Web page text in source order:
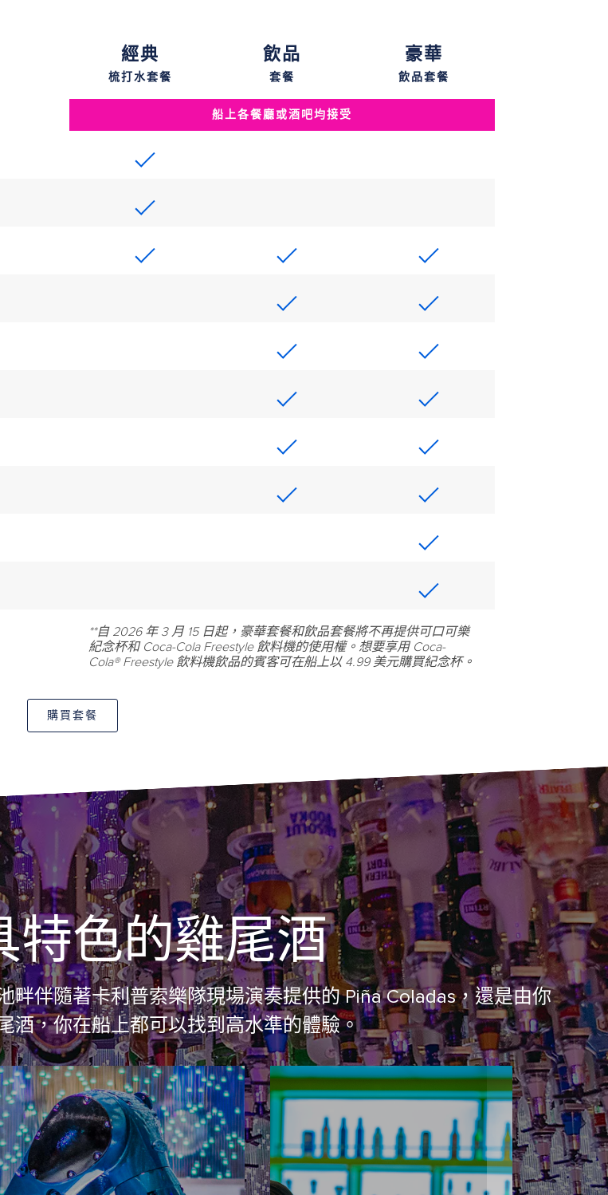
經典
梳打水套餐
飲品
套餐
豪華
飲品套餐
船上各餐廳或酒吧均接受
**自 2026 年 3 月 15 日起，豪華套餐和飲品套餐將不再提供可口可樂
紀念杯和 Coca-Cola Freestyle 飲料機的使用權。想要享用 Coca-
Cola® Freestyle 飲料機飲品的賓客可在船上以 4.99 美元購買紀念杯。
購買套餐
Bionic Bar
特色的雞尾酒
伴隨著卡利普索樂隊現場演奏提供的 Piña Coladas，還是由你
酒，你在船上都可以找到高水準的體驗。